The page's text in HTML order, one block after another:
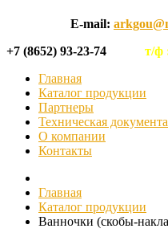
E-mail:
+7 (8652) 93-23-74 т/ф
Главная
Каталог продукции
Партнеры
Техническая
О компании
Контакты
Главная
Каталог продукции
Ванночки (скобы-